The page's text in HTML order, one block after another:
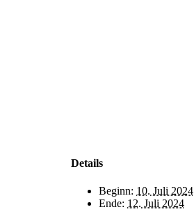
Details
Beginn: 10. Juli 2024
Ende: 12. Juli 2024